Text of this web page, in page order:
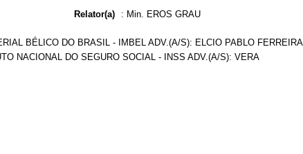
Relator(a) : Min. EROS GRAU
BÉLICO DO BRASIL - IMBEL ADV.(A/S): ELCIO PABLO FERREIRA
NACIONAL DO SEGURO SOCIAL - INSS ADV.(A/S): VERA